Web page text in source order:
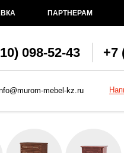
ПАРТНЕРАМ
098-52-43 +7
mebel-kz.ru